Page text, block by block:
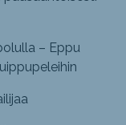
– Eppu